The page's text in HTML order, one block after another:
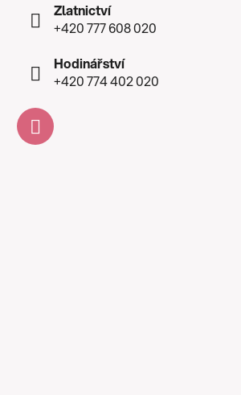
Zlatnictví
+420 777 608 020
Hodinářství
+420 774 402 020